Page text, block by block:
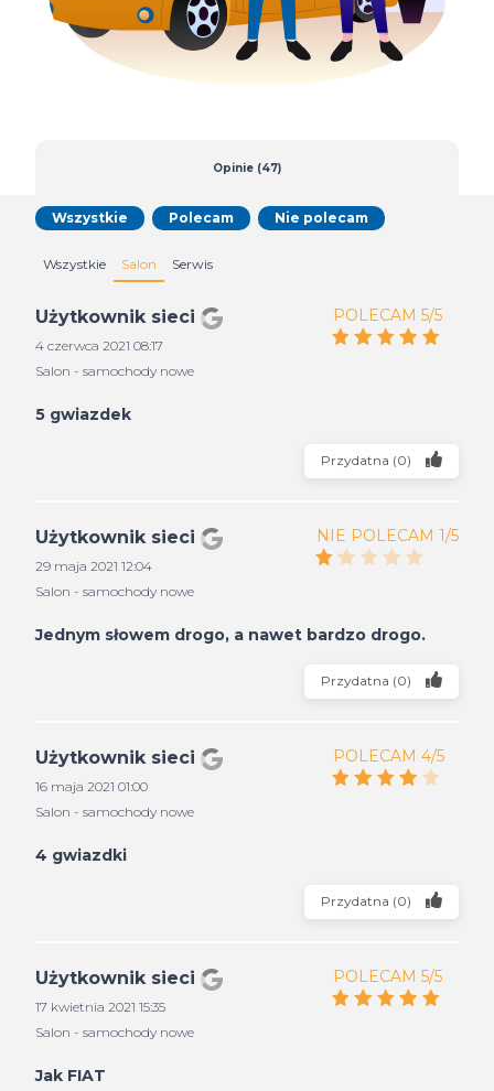
Opinie (47)
Wszystkie Salon Serwis
Wszystkie Polecam Nie polecam
Użytkownik sieci
4 czerwca 2021 08:17
Salon - samochody nowe
POLECAM 5/5
5 gwiazdek
Przydatna (0)
Użytkownik sieci
29 maja 2021 12:04
Salon - samochody nowe
NIE POLECAM 1/5
Jednym słowem drogo, a nawet bardzo drogo.
Przydatna (0)
Użytkownik sieci
16 maja 2021 01:00
Salon - samochody nowe
POLECAM 4/5
4 gwiazdki
Przydatna (0)
Użytkownik sieci
17 kwietnia 2021 15:35
Salon - samochody nowe
POLECAM 5/5
Jak FIAT